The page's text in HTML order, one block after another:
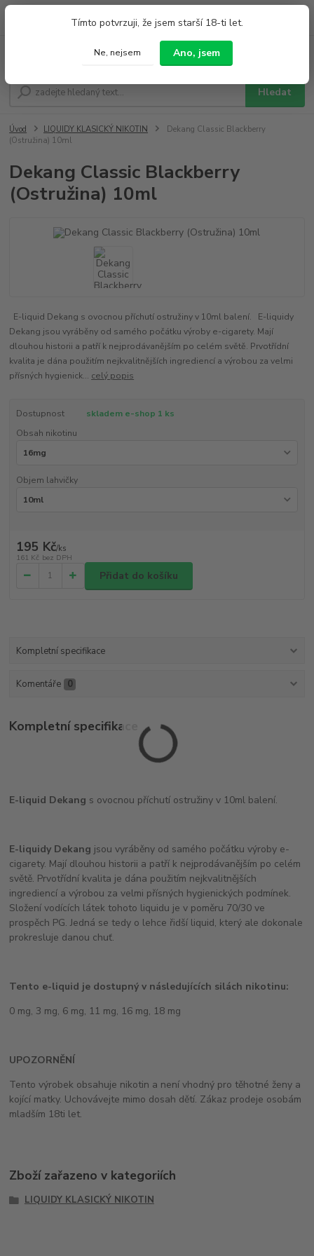
Tímto potvrzuji, že jsem starší 18-ti let.
Ne, nejsem Ano, jsem
Hledat
Po - Pá 9:00 - 19:00 So 9:00 - 14:00
Úvod LIQUIDY KLASICKÝ NIKOTIN
Dekang Classic Blackberry
(Ostružina) 10ml
Dekang Classic Blackberry
(Ostružina) 10ml
E-liquid Dekang s ovocnou příchutí ostružiny v 10ml balení. E-liquidy
Dekang jsou vyráběny od samého počátku výroby e-cigarety. Mají
dlouhou historii a patří k nejprodávanějším po celém světě. Prvotřídní
kvalita je dána použitím nejkvalitnějších ingrediencí a výrobou za velmi
přísných hygienick... celý popis
Dostupnost
skladem e-shop 1 ks
Obsah nikotinu
Objem lahvičky
195 Kč/ks
161 Kč bez DPH
Přidat do košíku
Kompletní specifikace
Komentáře 0
Kompletní specifikace
E-liquid Dekang s ovocnou příchutí ostružiny v 10ml balení.
E-liquidy Dekang jsou vyráběny od samého počátku výroby e-
cigarety. Mají dlouhou historii a patří k nejprodávanějším po celém
světě. Prvotřídní kvalita je dána použitím nejkvalitnějších
ingrediencí a výrobou za velmi přísných hygienických podmínek.
Složení vodících látek tohoto liquidu je v poměru 70/30 ve
prospěch PG. Jedná se tedy o lehce řidší liquid, který ale dokonale
prokresluje danou chuť.
Tento e-liquid je dostupný v následujících silách nikotinu:
0 mg, 3 mg, 6 mg, 11 mg, 16 mg, 18 mg
UPOZORNĚNÍ
Tento výrobek obsahuje nikotin a není vhodný pro těhotné ženy a
kojící matky. Uchovávejte mimo dosah dětí. Zákaz prodeje osobám
mladším 18ti let.
Zboží zařazeno v kategoriích
LIQUIDY KLASICKÝ NIKOTIN